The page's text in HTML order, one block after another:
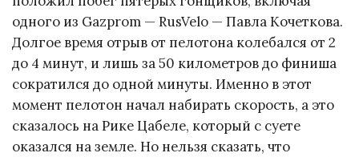
одного из Gazprom — RusVelo — Павла Кочеткова.
Долгое время отрыв от пелотона колебался от 2
до 4 минут, и лишь за 50 километров до финиша
сократился до одной минуты. Именно в этот
момент пелотон начал набирать скорость, а это
сказалось на Рике Цабеле, который с суете
оказался на земле. Но нельзя сказать, что